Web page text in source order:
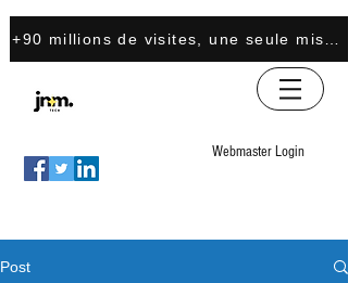
+90 millions de visites, une seule
Webmaster Login
Post